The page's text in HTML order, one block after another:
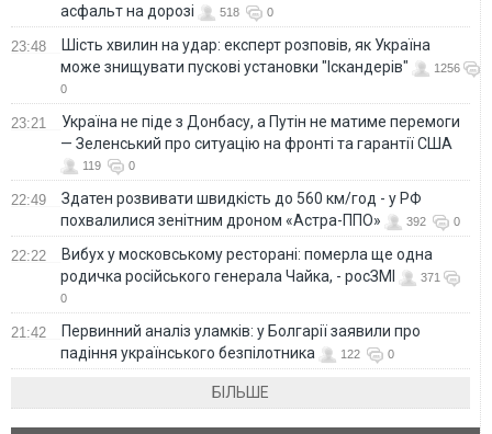
асфальт на дорозі
518 0
23:48
Шість хвилин на удар: експерт розповів, як Україна
може знищувати пускові установки "Іскандерів"
1256
0
23:21
Україна не піде з Донбасу, а Путін не матиме перемоги
— Зеленський про ситуацію на фронті та гарантії США
119 0
22:49
Здатен розвивати швидкість до 560 км/год - у РФ
похвалилися зенітним дроном «Астра-ППО»
392 0
22:22
Вибух у московському ресторані: померла ще одна
родичка російського генерала Чайка, - росЗМІ
371
0
21:42
Первинний аналіз уламків: у Болгарії заявили про
падіння українського безпілотника
122 0
БІЛЬШЕ